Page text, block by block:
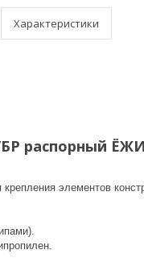
Характеристики
распорный
крепления элементов